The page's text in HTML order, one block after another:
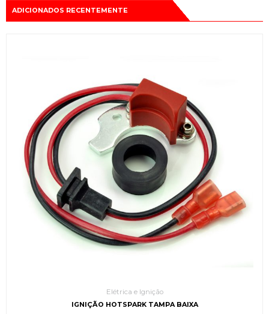
ADICIONADOS RECENTEMENTE
Elétrica e Ignição
IGNIÇÃO HOTSPARK TAMPA BAIXA